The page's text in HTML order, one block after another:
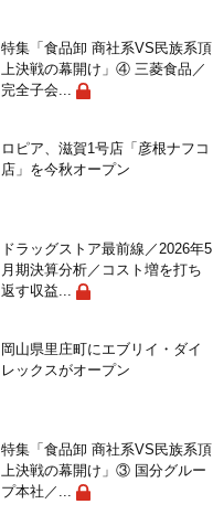
特集「食品卸 商社系VS民族系頂
上決戦の幕開け」④ 三菱食品／
完全子会...
ロピア、滋賀1号店「彦根ナフコ
店」を今秋オープン
ドラッグストア最前線／2026年5
月期決算分析／コスト増を打ち
返す収益...
岡山県里庄町にエブリイ・ダイ
レックスがオープン
特集「食品卸 商社系VS民族系頂
上決戦の幕開け」③ 国分グルー
プ本社／...